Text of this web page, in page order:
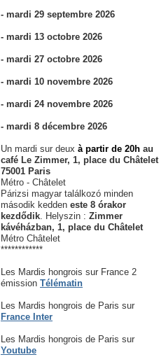
- mardi 29 septembre 2026
- mardi 13 octobre 2026
- mardi 27 octobre 2026
- mardi 10 novembre 2026
- mardi 24 novembre 2026
- mardi 8 décembre 2026
Un mardi sur deux à partir de 20h au
café Le Zimmer, 1, place du Châtelet
75001 Paris
Métro - Châtelet
Párizsi magyar találkozó minden
második kedden este 8 órakor
kezdődik. Helyszin : Zimmer
kávéházban, 1, place du Châtelet
Métro Châtelet
************
Les Mardis hongrois sur France 2
émission Télématin
Les Mardis hongrois de Paris sur
France Inter
Les Mardis hongrois de Paris sur
Youtube